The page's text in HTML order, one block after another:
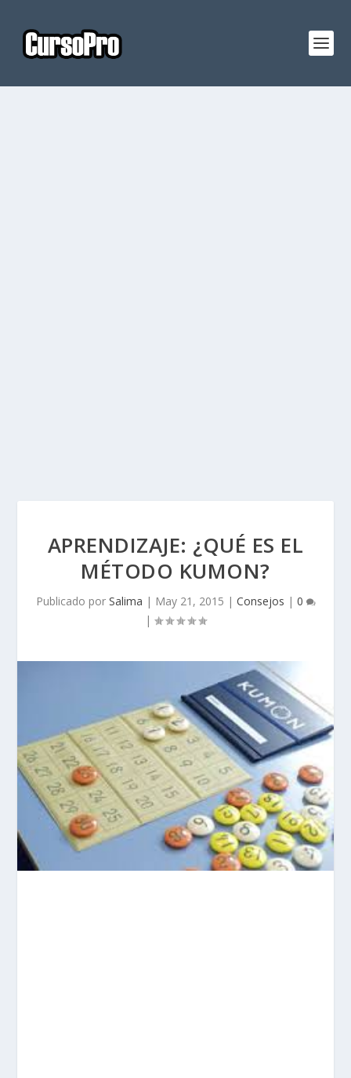
APRENDIZAJE: ¿QUÉ ES EL
MÉTODO KUMON?
Publicado por Salima | May 21, 2015 | Consejos | 0
|